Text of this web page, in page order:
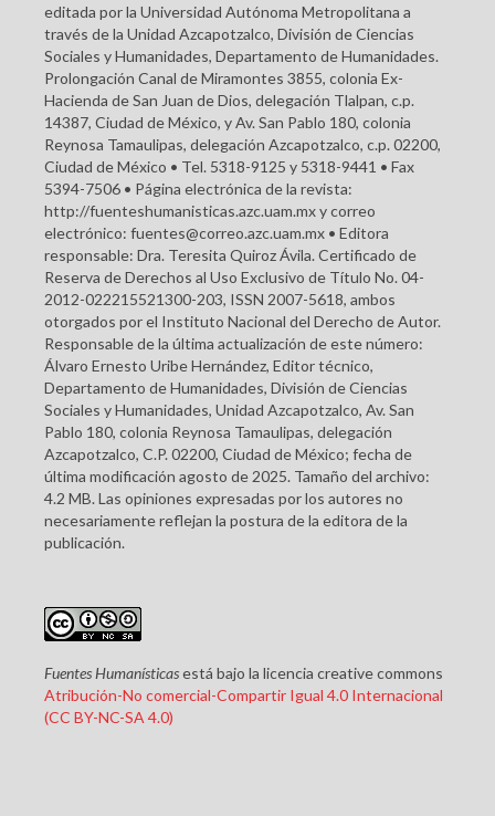
editada por la Universidad Autónoma Metropolitana a
través de la Unidad Azcapotzalco, División de Ciencias
Sociales y Humanidades, Departamento de Humanidades.
Prolongación Canal de Miramontes 3855, colonia Ex-
Hacienda de San Juan de Dios, delegación Tlalpan, c.p.
14387, Ciudad de México, y Av. San Pablo 180, colonia
Reynosa Tamaulipas, delegación Azcapotzalco, c.p. 02200,
Ciudad de México • Tel. 5318-9125 y 5318-9441 • Fax
5394-7506 • Página electrónica de la revista:
http://fuenteshumanisticas.azc.uam.mx y correo
electrónico: fuentes@correo.azc.uam.mx • Editora
responsable: Dra. Teresita Quiroz Ávila. Certificado de
Reserva de Derechos al Uso Exclusivo de Título No. 04-
2012-022215521300-203, ISSN 2007-5618, ambos
otorgados por el Instituto Nacional del Derecho de Autor.
Responsable de la última actualización de este número:
Álvaro Ernesto Uribe Hernández, Editor técnico,
Departamento de Humanidades, División de Ciencias
Sociales y Humanidades, Unidad Azcapotzalco, Av. San
Pablo 180, colonia Reynosa Tamaulipas, delegación
Azcapotzalco, C.P. 02200, Ciudad de México; fecha de
última modificación agosto de 2025. Tamaño del archivo:
4.2 MB. Las opiniones expresadas por los autores no
necesariamente reflejan la postura de la editora de la
publicación.
Fuentes Humanísticasestá bajo la licencia creative commons
Atribución-No comercial-Compartir Igual 4.0 Internacional
(CC BY-NC-SA 4.0)